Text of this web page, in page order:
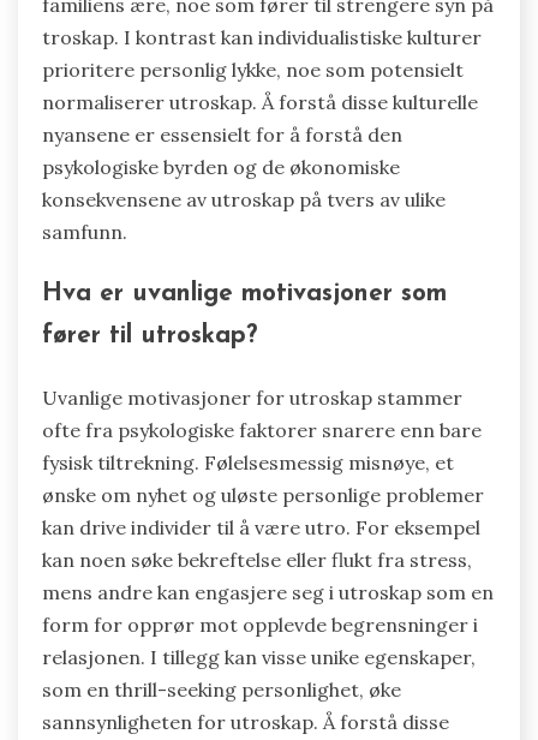
troskap. I kontrast kan individualistiske kulturer
prioritere personlig lykke, noe som potensielt
normaliserer utroskap. Å forstå disse kulturelle
nyansene er essensielt for å forstå den
psykologiske byrden og de økonomiske
konsekvensene av utroskap på tvers av ulike
samfunn.
Hva er uvanlige motivasjoner som
fører til utroskap?
Uvanlige motivasjoner for utroskap stammer
ofte fra psykologiske faktorer snarere enn bare
fysisk tiltrekning. Følelsesmessig misnøye, et
ønske om nyhet og uløste personlige problemer
kan drive individer til å være utro. For eksempel
kan noen søke bekreftelse eller flukt fra stress,
mens andre kan engasjere seg i utroskap som en
form for opprør mot opplevde begrensninger i
relasjonen. I tillegg kan visse unike egenskaper,
som en thrill-seeking personlighet, øke
sannsynligheten for utroskap. Å forstå disse